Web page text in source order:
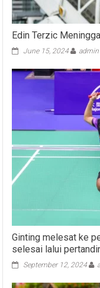
Edin Terzic
June 15, 2024 admin
Ginting melesat ke
selesai lalui
September 12, 2024